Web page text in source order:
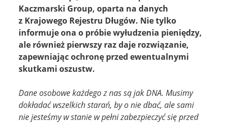
Kaczmarski Group, oparta na danych
z Krajowego Rejestru Długów. Nie tylko
informuje ona o próbie wyłudzenia pieniędzy,
ale również pierwszy raz daje rozwiązanie,
zapewniając ochronę przed ewentualnymi
skutkami oszustw.
Dane osobowe każdego z nas są jak DNA. Musimy
dokładać wszelkich starań, by o nie dbać, ale sami
nie jesteśmy w stanie w pełni zabezpieczyć się przed